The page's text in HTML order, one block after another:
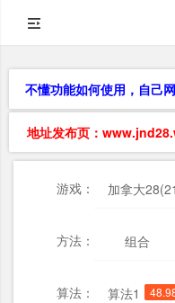
不懂功能如何使用，自己
地址发布页：
游戏： 加拿大
方法： 组合
算法： 算法1